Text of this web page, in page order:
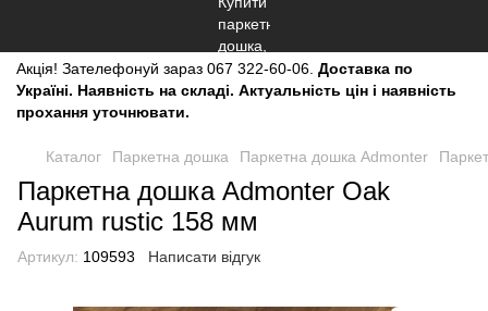
Акція! Зателефонуй зараз 067 322-60-06. Доставка по
Україні. Наявність на складі. Актуальність цін і наявність
прохання уточнювати.
Каталог Паркетна дошка Паркетна дошка Admonter
Паркетна дошка Admonter Oak
Aurum rustic 158 мм
Артикул: 109593 Написати відгук